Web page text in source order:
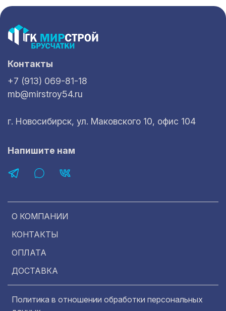
О КОМПАНИИ
КОНТАКТЫ
ОПЛАТА
ДОСТАВКА
Политика в отношении обработки персональных
Контакты
+7 (913) 069-81-18
mb@mirstroy54.ru
г. Новосибирск, ул. Маковского 10, офис 104
Напишите нам